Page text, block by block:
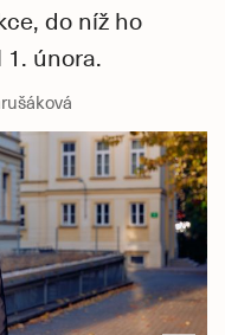
do níž ho
února.